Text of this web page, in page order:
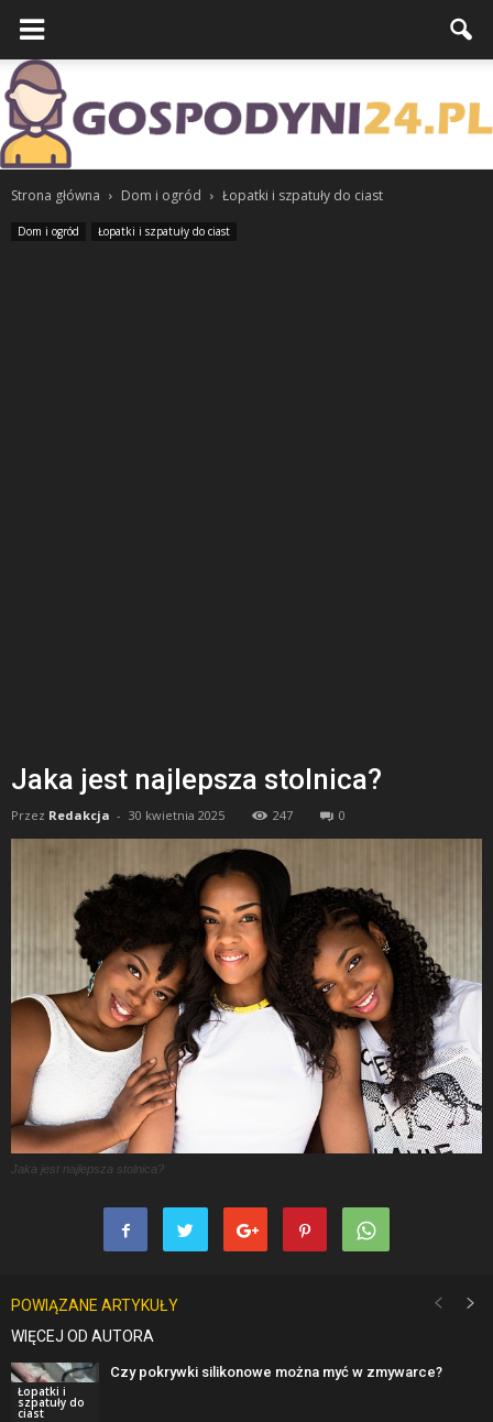
Strona główna Dom i ogród Łopatki i szpatuły do ciast
Dom i ogród Łopatki i szpatuły do ciast
Jaka jest najlepsza stolnica?
Przez Redakcja - 30 kwietnia 2025 247 0
Jaka jest najlepsza stolnica?
POWIĄZANE ARTYKUŁY
WIĘCEJ OD AUTORA
Łopatki i
szpatuły do
ciast
Czy pokrywki silikonowe można myć w zmywarce?